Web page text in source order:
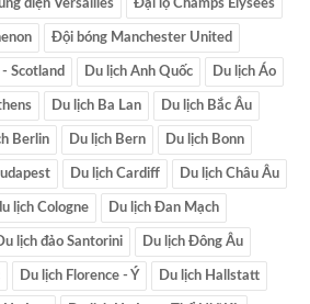
điện Versailles Đại lộ Champs Elysees
Đội bóng Manchester United
Scotland Du lịch Anh Quốc Du lịch Áo
Du lịch Ba Lan Du lịch Bắc Âu
Berlin Du lịch Bern Du lịch Bonn
Du lịch Cardiff Du lịch Châu Âu
lịch Cologne Du lịch Đan Mạch
lịch đảo Santorini Du lịch Đông Âu
Du lịch Florence - Ý Du lịch Hallstatt